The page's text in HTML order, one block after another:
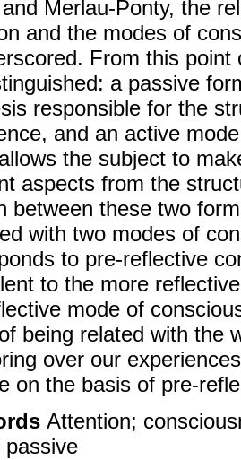
Merlau-Ponty, the
and the modes of
From this
a passive
responsible for the
and an active
the subject to
aspects from the
between these two
with two modes of
to pre-reflective
to the more
mode of
being related with the
over our
on the basis of pre-
Attention;
passive